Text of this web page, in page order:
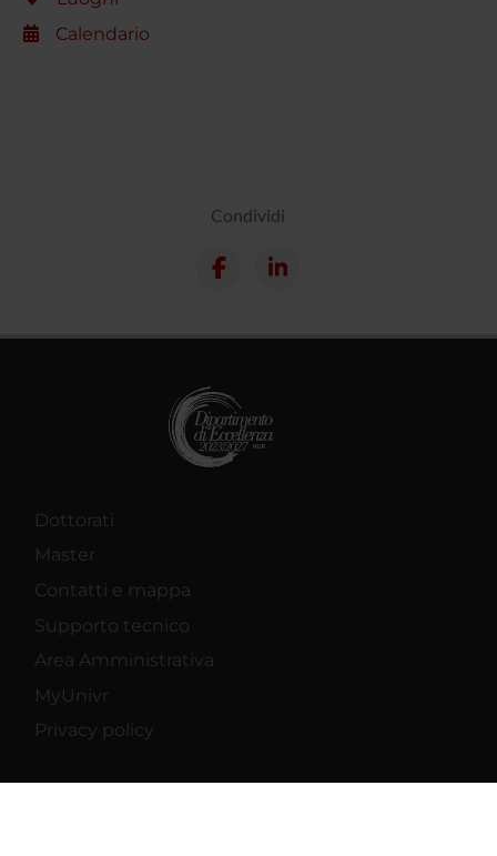
Calendario
Condividi
Dottorati
Master
Contatti e mappa
Supporto tecnico
Area Amministrativa
MyUnivr
Privacy policy